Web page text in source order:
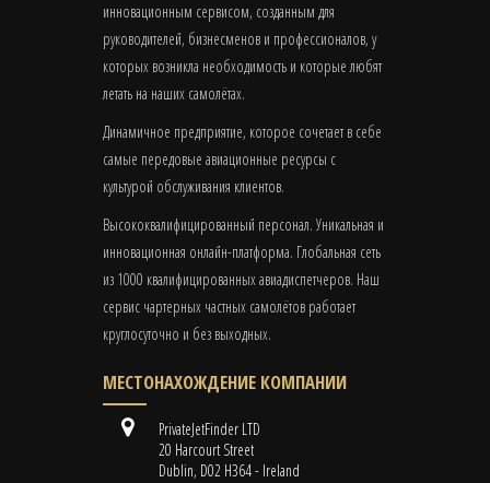
инновационным сервисом, созданным для
руководителей, бизнесменов и профессионалов, у
которых возникла необходимость и которые любят
летать на наших самолётах.
Динамичное предприятие, которое сочетает в себе
самые передовые авиационные ресурсы с
культурой обслуживания клиентов.
Высококвалифицированный персонал. Уникальная и
инновационная онлайн-платформа. Глобальная сеть
из 1000 квалифицированных авиадиспетчеров. Наш
сервис чартерных частных самолётов работает
круглосуточно и без выходных.
МЕСТОНАХОЖДЕНИЕ КОМПАНИИ
PrivateJetFinder LTD
20 Harcourt Street
Dublin, D02 H364 - Ireland